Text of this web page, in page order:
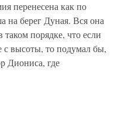
перенесена как по
на берег Дуная. Вся она
таком порядке, что если
с высоты, то подумал бы,
Диониса, где